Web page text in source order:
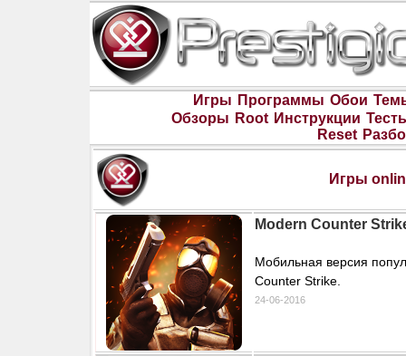
Игры Программы Обои
Обзоры Root Инструкции
Reset
Игры
Modern Counter
Мобильная версия
Counter Strike.
24-06-2016